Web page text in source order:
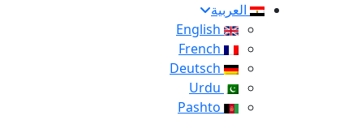
العربية